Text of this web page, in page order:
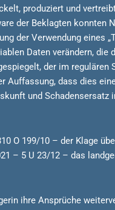
produziert und
der Beklagten
der Verwendung eines
Daten verändern,
der im
dass dies
und Schadensersatz
O 199/10 – der Klage
– 5 U 23/12 – das
ihre Ansprüche